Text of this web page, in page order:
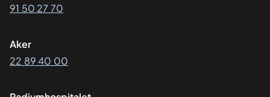
91 50 27 70
Aker
22 89 40 00